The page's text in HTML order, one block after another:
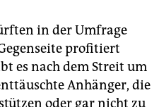
Prozent würden für sie
(CDU) und 15
(Grüne).(sta)
in der Umfrage
profitiert
es nach dem Streit um
Anhänger, die
oder gar nicht zu